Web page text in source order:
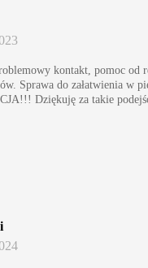
kontakt, pomoc od
Sprawa do załatwienia w
Dziękuję za takie